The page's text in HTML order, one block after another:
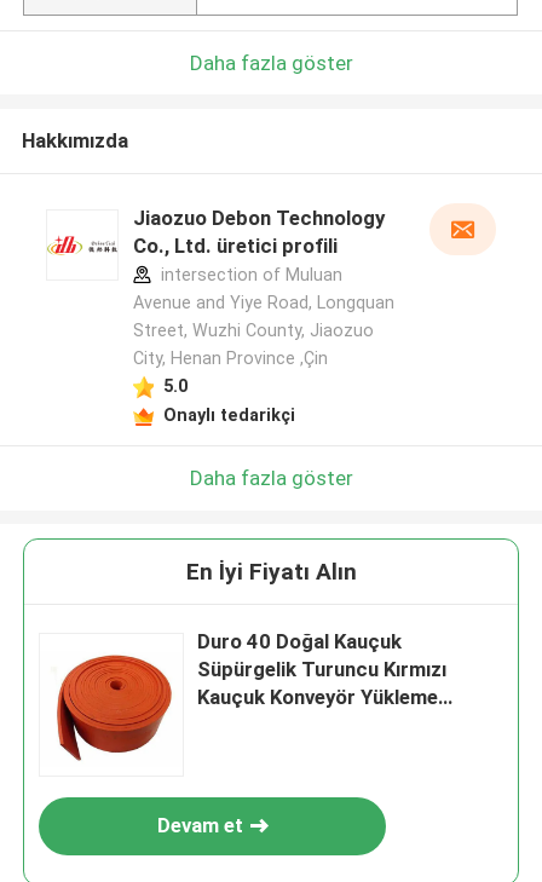
Daha fazla göster
Hakkımızda
Jiaozuo Debon Technology
Co., Ltd. üretici profili
intersection of Muluan
Avenue and Yiye Road, Longquan
Street, Wuzhi County, Jiaozuo
City, Henan Province ,Çin
5.0
Onaylı tedarikçi
Daha fazla göster
En İyi Fiyatı Alın
Duro 40 Doğal Kauçuk
Süpürgelik Turuncu Kırmızı
Kauçuk Konveyör Yükleme
Devam et